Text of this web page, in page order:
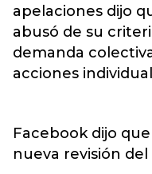
apelaciones dijo
abusó de su
demanda
acciones
Facebook dijo
nueva revisión del